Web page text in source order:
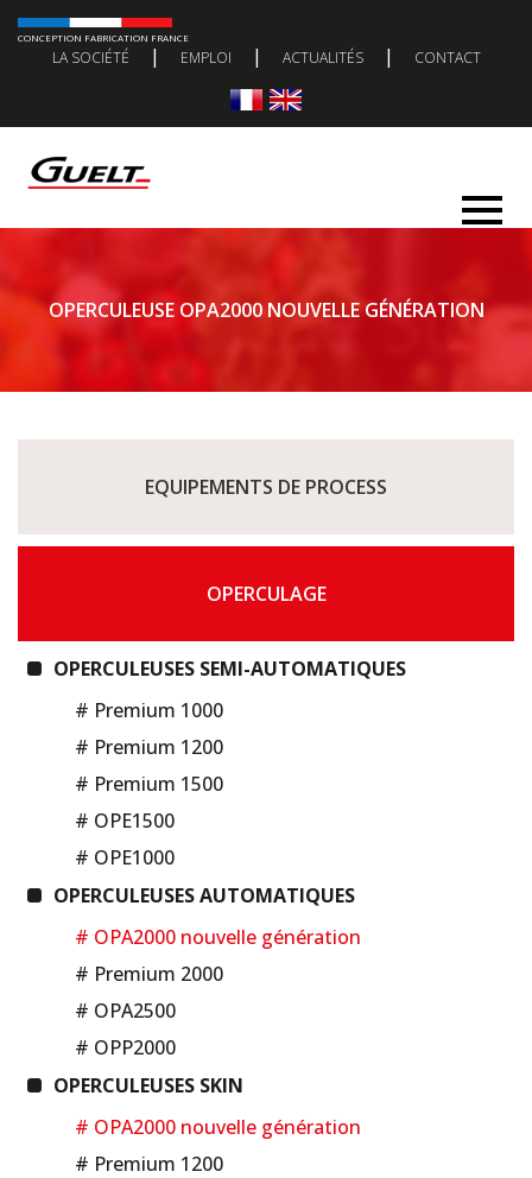
CONCEPTION FABRICATION FRANCE
LA SOCIÉTÉ | EMPLOI | ACTUALITÉS | CONTACT
OPERCULEUSE OPA2000 NOUVELLE GÉNÉRATION
EQUIPEMENTS DE PROCESS
OPERCULAGE
OPERCULEUSES SEMI-AUTOMATIQUES
# Premium 1000
# Premium 1200
# Premium 1500
# OPE1500
# OPE1000
OPERCULEUSES AUTOMATIQUES
# OPA2000 nouvelle génération
# Premium 2000
# OPA2500
# OPP2000
OPERCULEUSES SKIN
# OPA2000 nouvelle génération
# Premium 1200